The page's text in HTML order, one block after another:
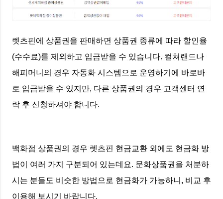
렛츠핀에 상품권을 판매하면 상품권 종류에 따라 할인율
(수수료)를 제외하고 입금받을 수 있습니다. 컬쳐랜드나
해피머니의 경우 자동화 시스템으로 운영하기에 바로바
로 입금받을 수 있지만, 다른 상품권의 경우 고객센터 연
락 후 신청하셔야 합니다.
백화점 상품권의 경우 렛츠핀 현금교환 외에도 현금화 방
법이 여러 가지 구분되어 있는데요. 문화상품권을 처분하
시는 분들도 비슷한 방법으로 현금화가 가능하니, 비교 후
이용해 보시기 바랍니다.